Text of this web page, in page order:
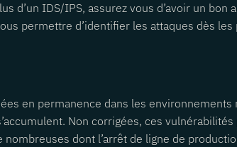
d’un IDS/IPS, assurez vous d’avoir un
permettre d’identifier les attaques dès
en permanence dans les
Non corrigées, ces
dont l’arrêt de ligne de